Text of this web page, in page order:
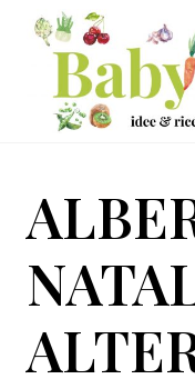
Menu
Passa
contenuto
principale
Passa
ricette
per
famiglie
(quasi)
green